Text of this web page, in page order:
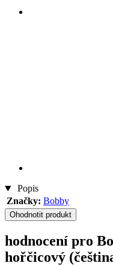
Popis
Značky: Bobby
Ohodnotit produkt
hodnocení pro
hořčicový